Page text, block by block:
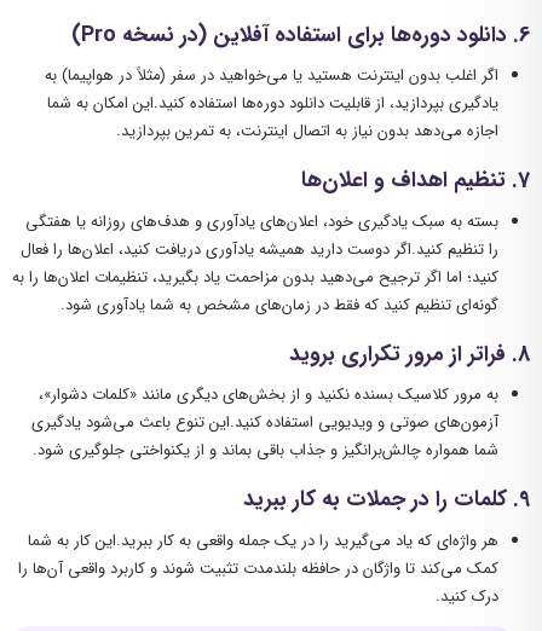
6. دانلود دوره‌ها برای استفاده آفلاین (در نسخه )
اگر اغلب بدون اینترنت هستید یا می‌خواهید در سفر (مثلاً در هواپیما) به
یادگیری بپردازید، از قابلیت دانلود دوره‌ها استفاده کنید.این امکان به شما
اجازه می‌دهد بدون نیاز به اتصال اینترنت، به تمرین بپردازید.
7. تنظیم اهداف و اعلان‌ها
بسته به سبک یادگیری خود، اعلان‌های یادآوری و هدف‌های روزانه یا هفتگی
را تنظیم کنید.اگر دوست دارید همیشه یادآوری دریافت کنید، اعلان‌ها را فعال
کنید؛ اما اگر ترجیح می‌دهید بدون مزاحمت یاد بگیرید، تنظیمات اعلان‌ها را به
گونه‌ای تنظیم کنید که فقط در زمان‌های مشخص به شما یادآوری شود.
8. فراتر از مرور تکراری بروید
به مرور کلاسیک بسنده نکنید و از بخش‌های دیگری مانند «کلمات دشوار»،
آزمون‌های صوتی و ویدیویی استفاده کنید.این تنوع باعث می‌شود یادگیری
شما همواره چالش‌برانگیز و جذاب باقی بماند و از یکنواختی جلوگیری شود.
9. کلمات را در جملات به کار ببرید
هر واژه‌ای که یاد می‌گیرید را در یک جمله واقعی به کار ببرید.این کار به شما
کمک می‌کند تا واژگان در حافظه بلندمدت تثبیت شوند و کاربرد واقعی آن‌ها را
درک کنید.